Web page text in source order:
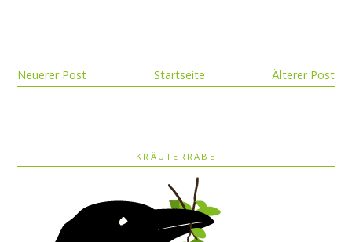
Neuerer Post Älterer Post
Startseite
KRÄUTERRABE